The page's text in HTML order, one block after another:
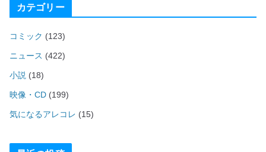
カテゴリー
コミック (123)
ニュース (422)
小説 (18)
映像・CD (199)
気になるアレコレ (15)